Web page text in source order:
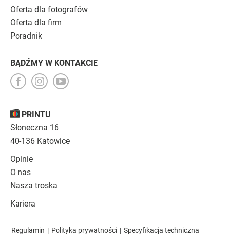
PRINTU
Słoneczna 16
40-136 Katowice
Opinie
O nas
Nasza troska
Kariera
Oferta dla fotografów
Oferta dla firm
Poradnik
BĄDŹMY W KONTAKCIE
Regulamin | Polityka prywatności | Specyfikacja techniczna